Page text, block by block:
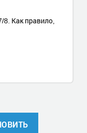
8. Как правило,